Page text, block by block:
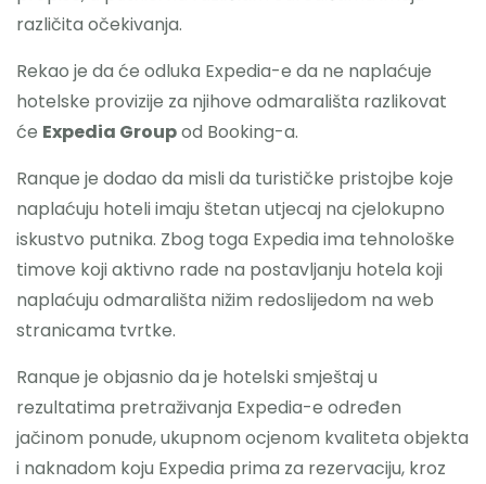
različita očekivanja.
Rekao je da će odluka Expedia-e da ne naplaćuje
hotelske provizije za njihove odmarališta razlikovat
će Expedia Groupod Booking-a.
Ranque je dodao da misli da turističke pristojbe koje
naplaćuju hoteli imaju štetan utjecaj na cjelokupno
iskustvo putnika. Zbog toga Expedia ima tehnološke
timove koji aktivno rade na postavljanju hotela koji
naplaćuju odmarališta nižim redoslijedom na web
stranicama tvrtke.
Ranque je objasnio da je hotelski smještaj u
rezultatima pretraživanja Expedia-e određen
jačinom ponude, ukupnom ocjenom kvaliteta objekta
i naknadom koju Expedia prima za rezervaciju, kroz